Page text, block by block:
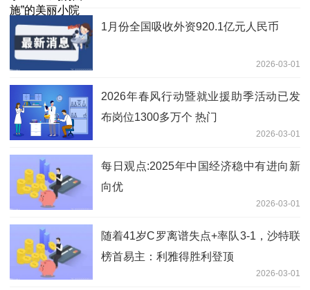
1月份全国吸收外资920.1亿元人民币
2026-03-01
2026年春风行动暨就业援助季活动已发
布岗位1300多万个 热门
2026-03-01
每日观点:2025年中国经济稳中有进向新
向优
2026-03-01
随着41岁C罗离谱失点+率队3-1，沙特联
榜首易主：利雅得胜利登顶
2026-03-01